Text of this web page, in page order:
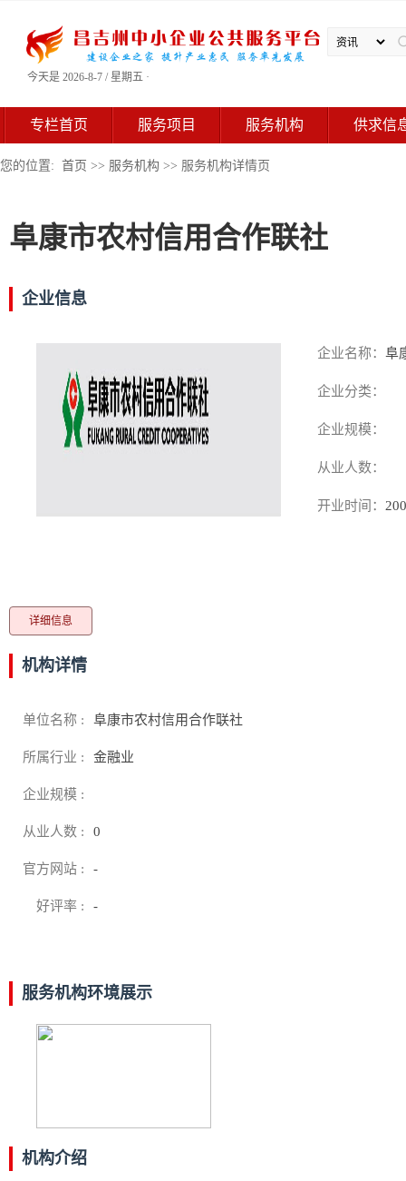
今天是 2026-8-7 / 星期五 ·
专栏首页 服务项目 服务机构 供求信
您的位置: 首页 >> 服务机构 >> 服务机构详情页
阜康市农村信用合作联社
企业信息
企业名称： 阜
企业分类：
企业规模：
从业人数：
开业时间：
详细信息
机构详情
单位名称 : 阜康市农村信用合作联社
所属行业 : 金融业
企业规模 :
从业人数 : 0
官方网站 : -
好评率 : -
服务机构环境展示
机构介绍